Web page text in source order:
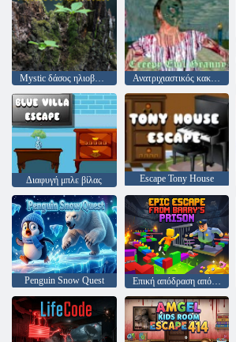
Mystic δάσος ηλιοβασίλεμα Ανατριχιαστικός κακός γιαγιά
Διαφυγή μπλε βίλας Escape Tony House
Penguin Snow Quest Επική απόδραση από τη φυλακή του Μπάρι